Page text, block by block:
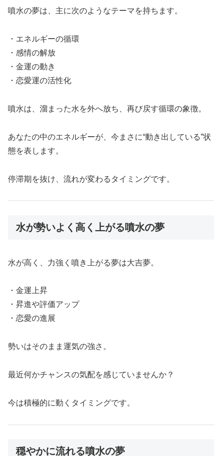
噴水の夢は、主に次のようなテーマを持ちます。
・エネルギーの循環
・感情の解放
・金運の動き
・恋愛運の活性化
噴水は、溜まった水を外へ放ち、再び戻す循環の象徴。
あなたの中のエネルギーが、今まさに“動き出している”状
態を表します。
停滞期を抜け、流れが変わるタイミングです。
水が勢いよく高く上がる噴水の夢
水が高く、力強く噴き上がる夢は大吉夢。
・金運上昇
・昇進や評価アップ
・恋愛の進展
勢いはそのまま運気の強さ。
最近何かチャンスの気配を感じていませんか？
今は積極的に動くタイミングです。
穏やかに流れる噴水の夢